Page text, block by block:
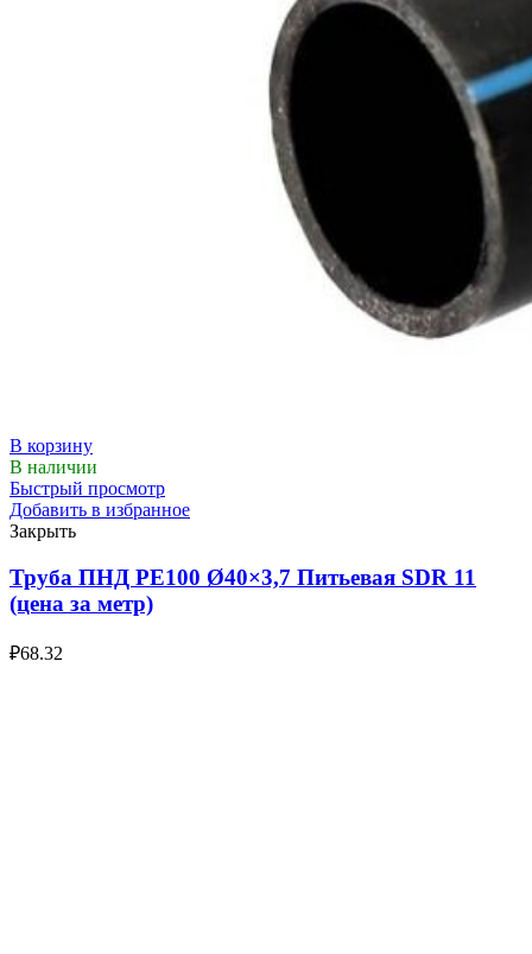
В корзину
В наличии
Быстрый просмотр
Добавить в избранное
Закрыть
Труба ПНД РЕ100 Ø40×3,7 Питьевая SDR 11
(цена за метр)
₽68.32